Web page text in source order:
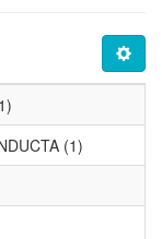
(1)